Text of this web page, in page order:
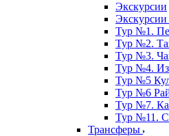
Экскурсии
Тур №1.
Тур №2.
Тур №3.
Тур №4.
Тур №5
Тур №6
Тур №7.
Тур №11.
Трансферы